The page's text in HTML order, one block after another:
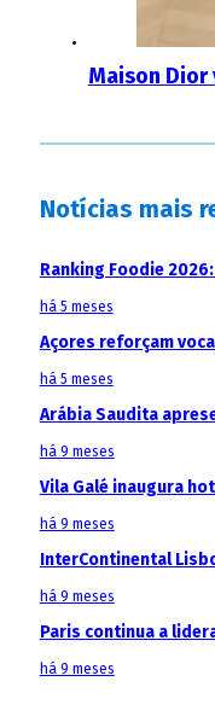
Maison Dior
Notícias mais
Ranking Foodie
há 5 meses
Açores reforçam
há 5 meses
Arábia Saudita
há 9 meses
Vila Galé inaugura
há 9 meses
InterContinental
há 9 meses
Paris continua a
há 9 meses